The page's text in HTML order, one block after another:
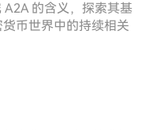
的含义，探索其基
货币世界中的持续相关